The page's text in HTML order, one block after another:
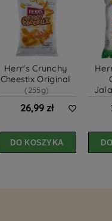
Herr's Crunchy
Cheestix Original
(255g)
26,99 zł
DO KOSZYKA